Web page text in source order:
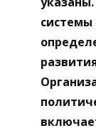
системы